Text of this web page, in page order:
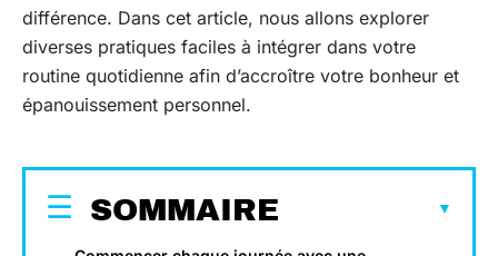
différence. Dans cet article, nous allons explorer
diverses pratiques faciles à intégrer dans votre
routine quotidienne afin d’accroître votre bonheur et
épanouissement personnel.
SOMMAIRE